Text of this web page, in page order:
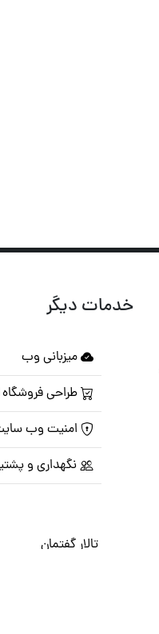
خدمات دیگر
میزبانی وب
طراحی فروشگاه
امنیت وب
نگهداری و
تالار گفتمان